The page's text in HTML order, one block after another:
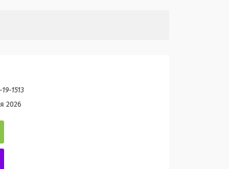
19-1513
2026